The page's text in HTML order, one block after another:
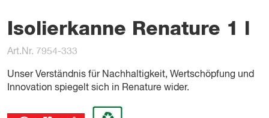
Isolierkanne Renature 1 l
Art.Nr. 7954-333
Unser Verständnis für Nachhaltigkeit, Wertschöpfung und
Innovation spiegelt sich in Renature wider.